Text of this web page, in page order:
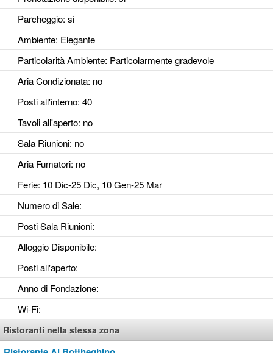
Parcheggio: si
Ambiente: Elegante
Particolarità Ambiente: Particolarmente gradevole
Aria Condizionata: no
Posti all'interno: 40
Tavoli all'aperto: no
Sala Riunioni: no
Aria Fumatori: no
Ferie: 10 Dic-25 Dic, 10 Gen-25 Mar
Numero di Sale:
Posti Sala Riunioni:
Alloggio Disponibile:
Posti all'aperto:
Anno di Fondazione:
Wi-Fi:
Ristoranti nella stessa zona